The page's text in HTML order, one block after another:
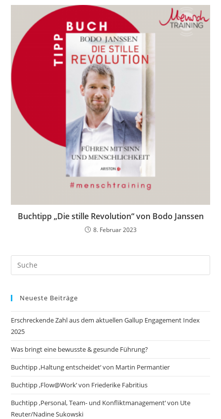
Buchtipp „Die stille Revolution“ von Bodo Janssen
8. Februar 2023
Search
this
Neueste Beiträge
Erschreckende Zahl aus dem aktuellen Gallup Engagement Index
2025
Was bringt eine bewusste & gesunde Führung?
Buchtipp ‚Haltung entscheidet‘ von Martin Permantier
Buchtipp ‚Flow@Work‘ von Friederike Fabritius
Buchtipp ‚Personal, Team- und Konfliktmanagement‘ von Ute
Reuter/Nadine Sukowski